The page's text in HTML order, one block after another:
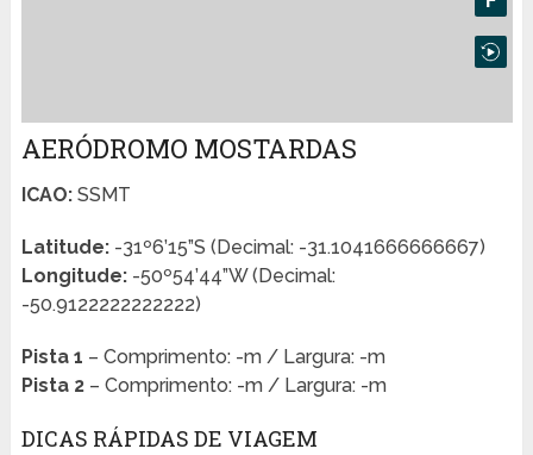
AERÓDROMO MOSTARDAS
ICAO:SSMT
Latitude:-31º6’15”S (Decimal: -31.1041666666667)
Longitude:-50º54’44”W (Decimal:
-50.9122222222222)
Pista 1 – Comprimento: -m / Largura: -m
Pista 2– Comprimento: -m / Largura: -m
DICAS RÁPIDAS DE VIAGEM